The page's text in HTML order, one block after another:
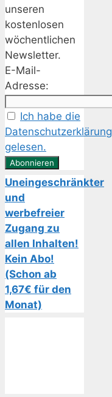
unseren
kostenlosen
wöchentlichen
Newsletter.
E-Mail-
Adresse:
Ich habe die
Datenschutzerklärung
gelesen.
Uneingeschränkter
und
werbefreier
Zugang zu
allen Inhalten!
Kein Abo!
(Schon ab
1,67€ für den
Monat)